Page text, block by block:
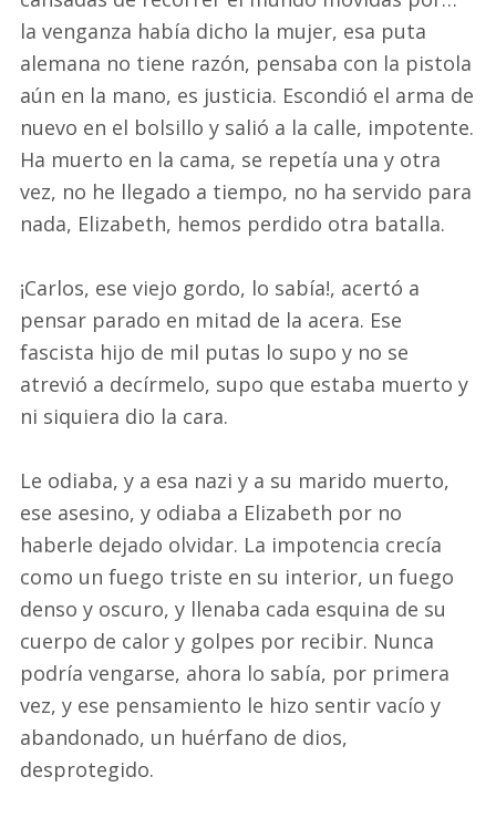
la venganza había dicho la mujer, esa puta
alemana no tiene razón, pensaba con la pistola
aún en la mano, es justicia. Escondió el arma de
nuevo en el bolsillo y salió a la calle, impotente.
Ha muerto en la cama, se repetía una y otra
vez, no he llegado a tiempo, no ha servido para
nada, Elizabeth, hemos perdido otra batalla.
¡Carlos, ese viejo gordo, lo sabía!, acertó a
pensar parado en mitad de la acera. Ese
fascista hijo de mil putas lo supo y no se
atrevió a decírmelo, supo que estaba muerto y
ni siquiera dio la cara.
Le odiaba, y a esa nazi y a su marido muerto,
ese asesino, y odiaba a Elizabeth por no
haberle dejado olvidar. La impotencia crecía
como un fuego triste en su interior, un fuego
denso y oscuro, y llenaba cada esquina de su
cuerpo de calor y golpes por recibir. Nunca
podría vengarse, ahora lo sabía, por primera
vez, y ese pensamiento le hizo sentir vacío y
abandonado, un huérfano de dios,
desprotegido.